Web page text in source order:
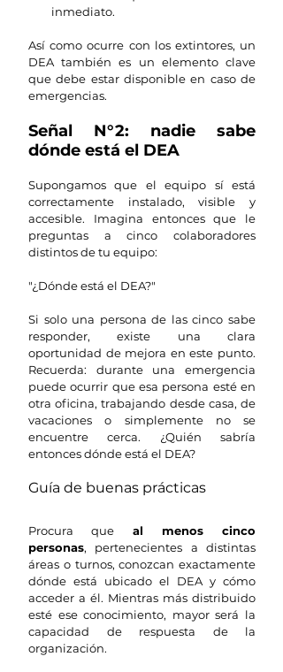
inmediato.
Así como ocurre con los extintores, un
DEA también es un elemento clave
que debe estar disponible en caso de
emergencias.
Señal N°2: nadie sabe
dónde está el DEA
Supongamos que el equipo sí está
correctamente instalado, visible y
accesible. Imagina entonces que le
preguntas a cinco colaboradores
distintos de tu equipo:
"¿Dónde está el DEA?"
Si solo una persona de las cinco sabe
responder, existe una clara
oportunidad de mejora en este punto.
Recuerda: durante una emergencia
puede ocurrir que esa persona esté en
otra oficina, trabajando desde casa, de
vacaciones o simplemente no se
encuentre cerca. ¿Quién sabría
entonces dónde está el DEA?
Guía de buenas prácticas
Procura que al menos cinco
personas, pertenecientes a distintas
áreas o turnos, conozcan exactamente
dónde está ubicado el DEA y cómo
acceder a él. Mientras más distribuido
esté ese conocimiento, mayor será la
capacidad de respuesta de la
organización.